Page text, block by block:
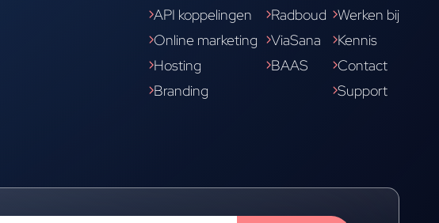
API koppelingen
Online marketing
Hosting
Branding
Radboud
ViaSana
BAAS
Werken bij
Kennis
Contact
Support